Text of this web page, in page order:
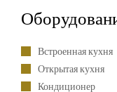
Встроенная кухня
Открытая кухня
Кондиционер